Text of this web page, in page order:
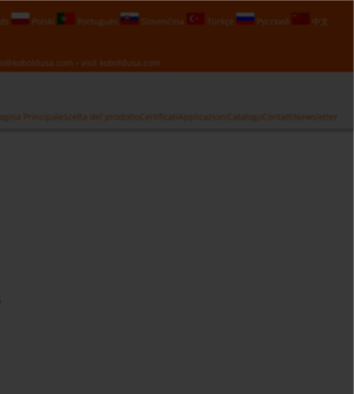
Polski Português Slovenčina Türkçe Русский
中文
• visit koboldusa.com
PrincipaleScelta del prodottoCertificati Applicazioni CatalogoContatti Newsletter